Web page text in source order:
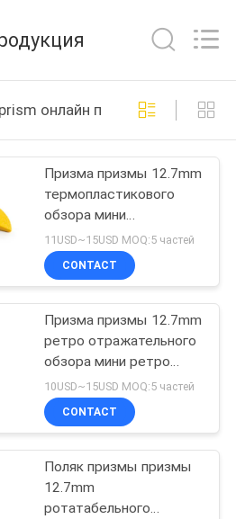
онлайн производство
Призма призмы 12.7mm
термопластикового
обзора мини
контролируя мини
11USD~15USD MOQ:5 частей
CONTACT
Призма призмы 12.7mm
ретро отражательного
обзора мини ретро
отражательная
10USD~15USD MOQ:5 частей
CONTACT
Поляк призмы призмы
12.7mm
ротатабельного